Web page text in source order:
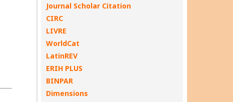
Journal Scholar Citation
CIRC
LIVRE
WorldCat
LatinREV
ERIH PLUS
BINPAR
Dimensions